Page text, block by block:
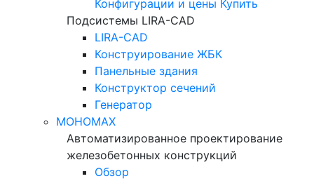
Конфигурации и цены Купить
Подсистемы LIRA-CAD
LIRA-CAD
Конструирование ЖБК
Панельные здания
Конструктор сечений
Генератор
МОНОМАХ
Автоматизированное проектирование
железобетонных конструкций
Обзор